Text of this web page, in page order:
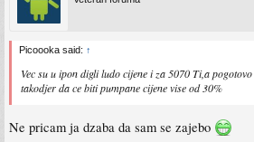
Picoooka said: ↑
Vec su u ipon digli ludo cijene i za 5070 Ti,a
takodjer da ce biti pumpane cijene vise od 30%
Ne pricam ja dzaba da sam se zajebo